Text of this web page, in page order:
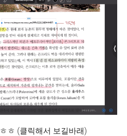
ㅎ (클릭해서 보길바래)